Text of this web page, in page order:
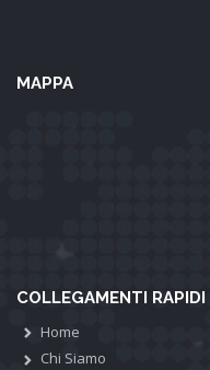
MAPPA
COLLEGAMENTI RAPIDI
Home
Chi Siamo